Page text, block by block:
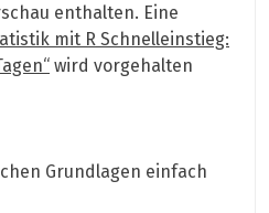
enthalten. Eine
mit R Schnelleinstieg:
wird vorgehalten
Grundlagen einfach